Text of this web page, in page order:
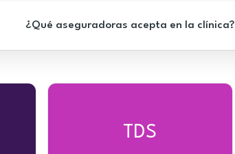
¿Qué aseguradoras acepta en la clínica?
TDS